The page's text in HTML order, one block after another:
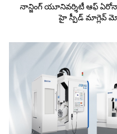
నాన్జింగ్ యూనివర్శిటీ ఆఫ్
హై స్పీడ్ మాగ్లెవ్